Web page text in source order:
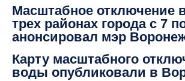
Масштабное отключение
трех районах города с 7
анонсировал мэр
Карту масштабного
воды опубликовали в